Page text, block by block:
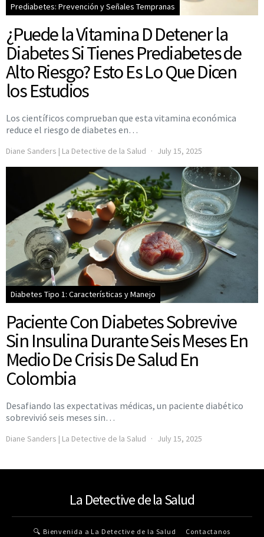
Prediabetes: Prevención y Señales Tempranas
¿Puede la Vitamina D Detener la
Diabetes Si Tienes Prediabetes de
Alto Riesgo? Esto Es Lo Que Dicen
los Estudios
Los científicos comprueban que esta vitamina económica
reduce el riesgo de diabetes en…
Diane Sanders | La Detective de la Salud July 15, 2025
Diabetes Tipo 1: Características y Manejo
Paciente Con Diabetes Sobrevive
Sin Insulina Durante Seis Meses En
Medio De Crisis De Salud En
Colombia
Desafiando las expectativas médicas, un paciente diabético
sobrevivió seis meses sin…
Diane Sanders | La Detective de la Salud July 15, 2025
La Detective de la Salud
🔍 Bienvenida a La Detective de la Salud Contactanos